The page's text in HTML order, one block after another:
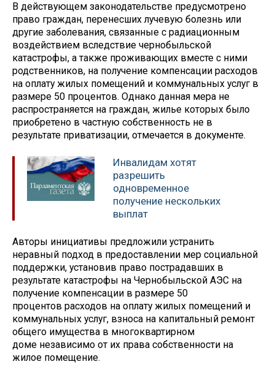
В действующем законодательстве предусмотрено
право граждан, перенесших лучевую болезнь или
другие заболевания, связанные с радиационным
воздействием вследствие чернобыльской
катастрофы, а также проживающих вместе с ними
родственников, на получение компенсации расходов
на оплату жилых помещений и коммунальных услуг в
размере 50 процентов. Однако данная мера не
распространяется на граждан, жилье которых было
приобретено в частную собственность не в
результате приватизации, отмечается в документе.
Инвалидам хотят
разрешить
одновременное
получение нескольких
выплат
Авторы инициативы предложили устранить
неравный подход в предоставлении мер социальной
поддержки, установив право пострадавших в
результате катастрофы на Чернобыльской АЭС на
получение компенсации в размере 50
процентов расходов на оплату жилых помещений и
коммунальных услуг, взноса на капитальный ремонт
общего имущества в многоквартирном
доме независимо от их права собственности на
жилое помещение.